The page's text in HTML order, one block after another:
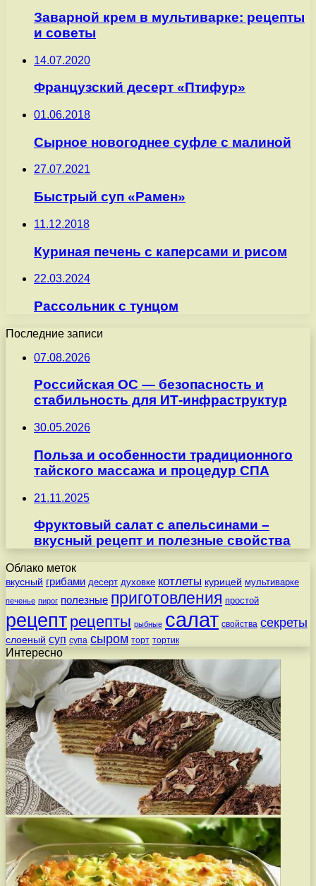
Заварной крем в мультиварке: рецепты
и советы
14.07.2020
Французский десерт «Птифур»
01.06.2018
Сырное новогоднее суфле с малиной
27.07.2021
Быстрый суп «Рамен»
11.12.2018
Куриная печень с каперсами и рисом
22.03.2024
Рассольник с тунцом
Последние записи
07.08.2026
Российская ОС — безопасность и
стабильность для ИТ-инфраструктур
30.05.2026
Польза и особенности традиционного
тайского массажа и процедур СПА
21.11.2025
Фруктовый салат с апельсинами –
вкусный рецепт и полезные свойства
Облако меток
вкусный грибами десерт духовке котлеты курицей мультиварке
печенье пирог полезные приготовления простой
рецепт рецепты рыбные салат свойства секреты
слоеный суп супа сыром торт тортик
Интересно